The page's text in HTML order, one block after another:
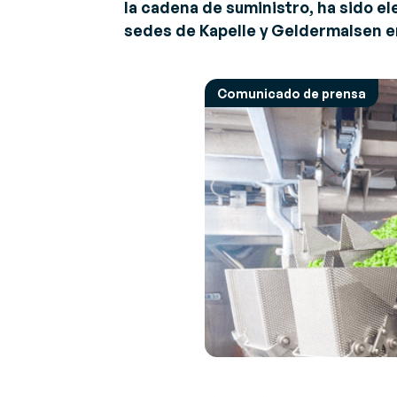
Descubre nuestras últimas noticias y
eventos
Descubre más sobre nosotros
Opinión de los
Opiniones y
la cadena de suministro, ha sido
sedes de Kapelle y Geldermalsen
Comunicado de prensa